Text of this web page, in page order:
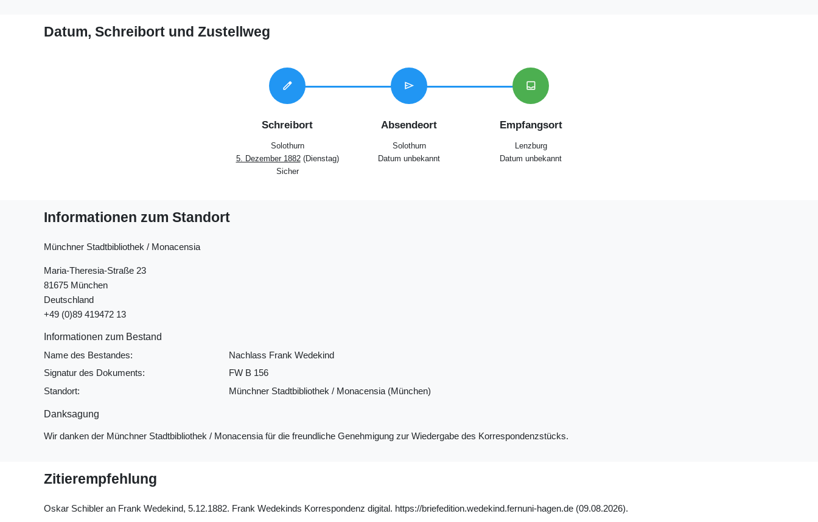
Datum, Schreibort und Zustellweg
edit
Schreibort
Solothurn
5. Dezember 1882(Dienstag)
Sicher
send
Absendeort
Solothurn
Datum unbekannt
inbox
Empfangsort
Lenzburg
Datum unbekannt
Informationen zum Standort
Münchner Stadtbibliothek / Monacensia
Maria-Theresia-Straße 23
81675 München
Deutschland
+49 (0)89 419472 13
Informationen zum Bestand
Name des Bestandes:
Nachlass Frank Wedekind
Signatur des Dokuments:
FW B 156
Standort:
Münchner Stadtbibliothek / Monacensia (München)
Danksagung
Wir danken der Münchner Stadtbibliothek / Monacensia für die freundliche Genehmigung zur Wiedergabe des Korrespondenzstücks.
Zitierempfehlung
Oskar Schibler an Frank Wedekind, 5.12.1882. Frank Wedekinds Korrespondenz digital. https://briefedition.wedekind.fernuni-hagen.de (09.08.2026).